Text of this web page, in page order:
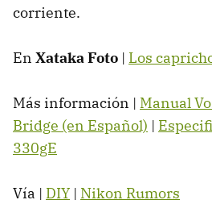
corriente.
En Xataka Foto | Los
Más información | Manual
Bridge (en Español) |
330gE
Vía | DIY | Nikon Rumors